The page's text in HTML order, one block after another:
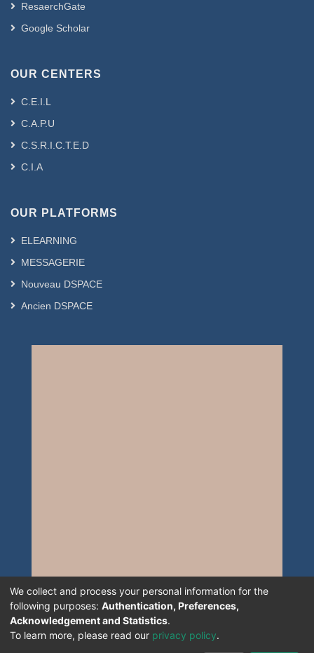
ResaerchGate
Google Scholar
OUR CENTERS
C.E.I.L
C.A.P.U
C.S.R.I.C.T.E.D
C.I.A
OUR PLATFORMS
ELEARNING
MESSAGERIE
Nouveau DSPACE
Ancien DSPACE
We collect and process your personal information for the
following purposes: Authentication, Preferences,
Acknowledgement and Statistics.
To learn more, please read our privacy policy.